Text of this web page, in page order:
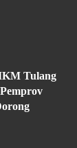
Tulang